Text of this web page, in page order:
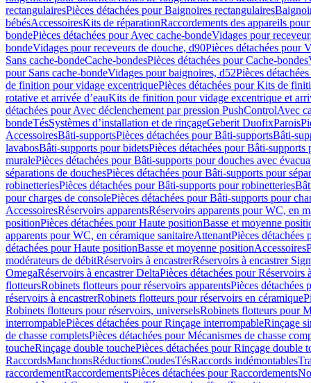
rectangulairesPièces détachées pour Baignoires rectangulaires
bébésAccessoiresKits de réparationRaccordements des appareils
bondePièces détachées pour Avec cache-bondeVidages pour
bondeVidages pour receveurs de douche, d90Pièces détachées pour
Sans cache-bondeCache-bondesPièces détachées pour Cache-bondes
pour Sans cache-bondeVidages pour baignoires, d52Pièces
de finition pour vidage excentriquePièces détachées pour Kits de
rotative et arrivée d’eauKits de finition pour vidage excentrique et
détachées pour Avec déclenchement par pression PushControlAvec
bondeTésSystèmes d’installation et de rinçageGeberit DuofixParois
AccessoiresBâti-supportsPièces détachées pour Bâti-supportsBâti-
lavabosBâti-supports pour bidetsPièces détachées pour Bâti-supports
muralePièces détachées pour Bâti-supports pour douches avec
séparations de douchesPièces détachées pour Bâti-supports pour
robinetteriesPièces détachées pour Bâti-supports pour robinetteries
pour charges de consolePièces détachées pour Bâti-supports pour
AccessoiresRéservoirs apparentsRéservoirs apparents pour WC, en
positionPièces détachées pour Haute positionBasse et moyenne
apparents pour WC, en céramique sanitaireAttenantPièces détachées
détachées pour Haute positionBasse et moyenne positionAccessoires
modérateurs de débitRéservoirs à encastrerRéservoirs à encastrer
OmegaRéservoirs à encastrer DeltaPièces détachées pour Réservoirs
flotteursRobinets flotteurs pour réservoirs apparentsPièces détachées
réservoirs à encastrerRobinets flotteurs pour réservoirs en céramique
Robinets flotteurs pour réservoirs, universelsRobinets flotteurs pour
interrompablePièces détachées pour Rinçage interrompableRinçage
de chasse completsPièces détachées pour Mécanismes de chasse
toucheRinçage double touchePièces détachées pour Rinçage double
RaccordsManchonsRéductionsCoudesTésRaccords indémontables
raccordementRaccordementsPièces détachées pour Raccordements